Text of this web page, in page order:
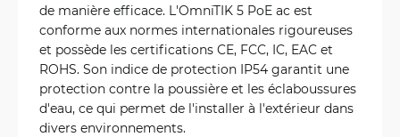
de manière efficace. L'OmniTIK 5 PoE ac est
conforme aux normes internationales rigoureuses
et possède les certifications CE, FCC, IC, EAC et
ROHS. Son indice de protection IP54 garantit une
protection contre la poussière et les éclaboussures
d'eau, ce qui permet de l'installer à l'extérieur dans
divers environnements.